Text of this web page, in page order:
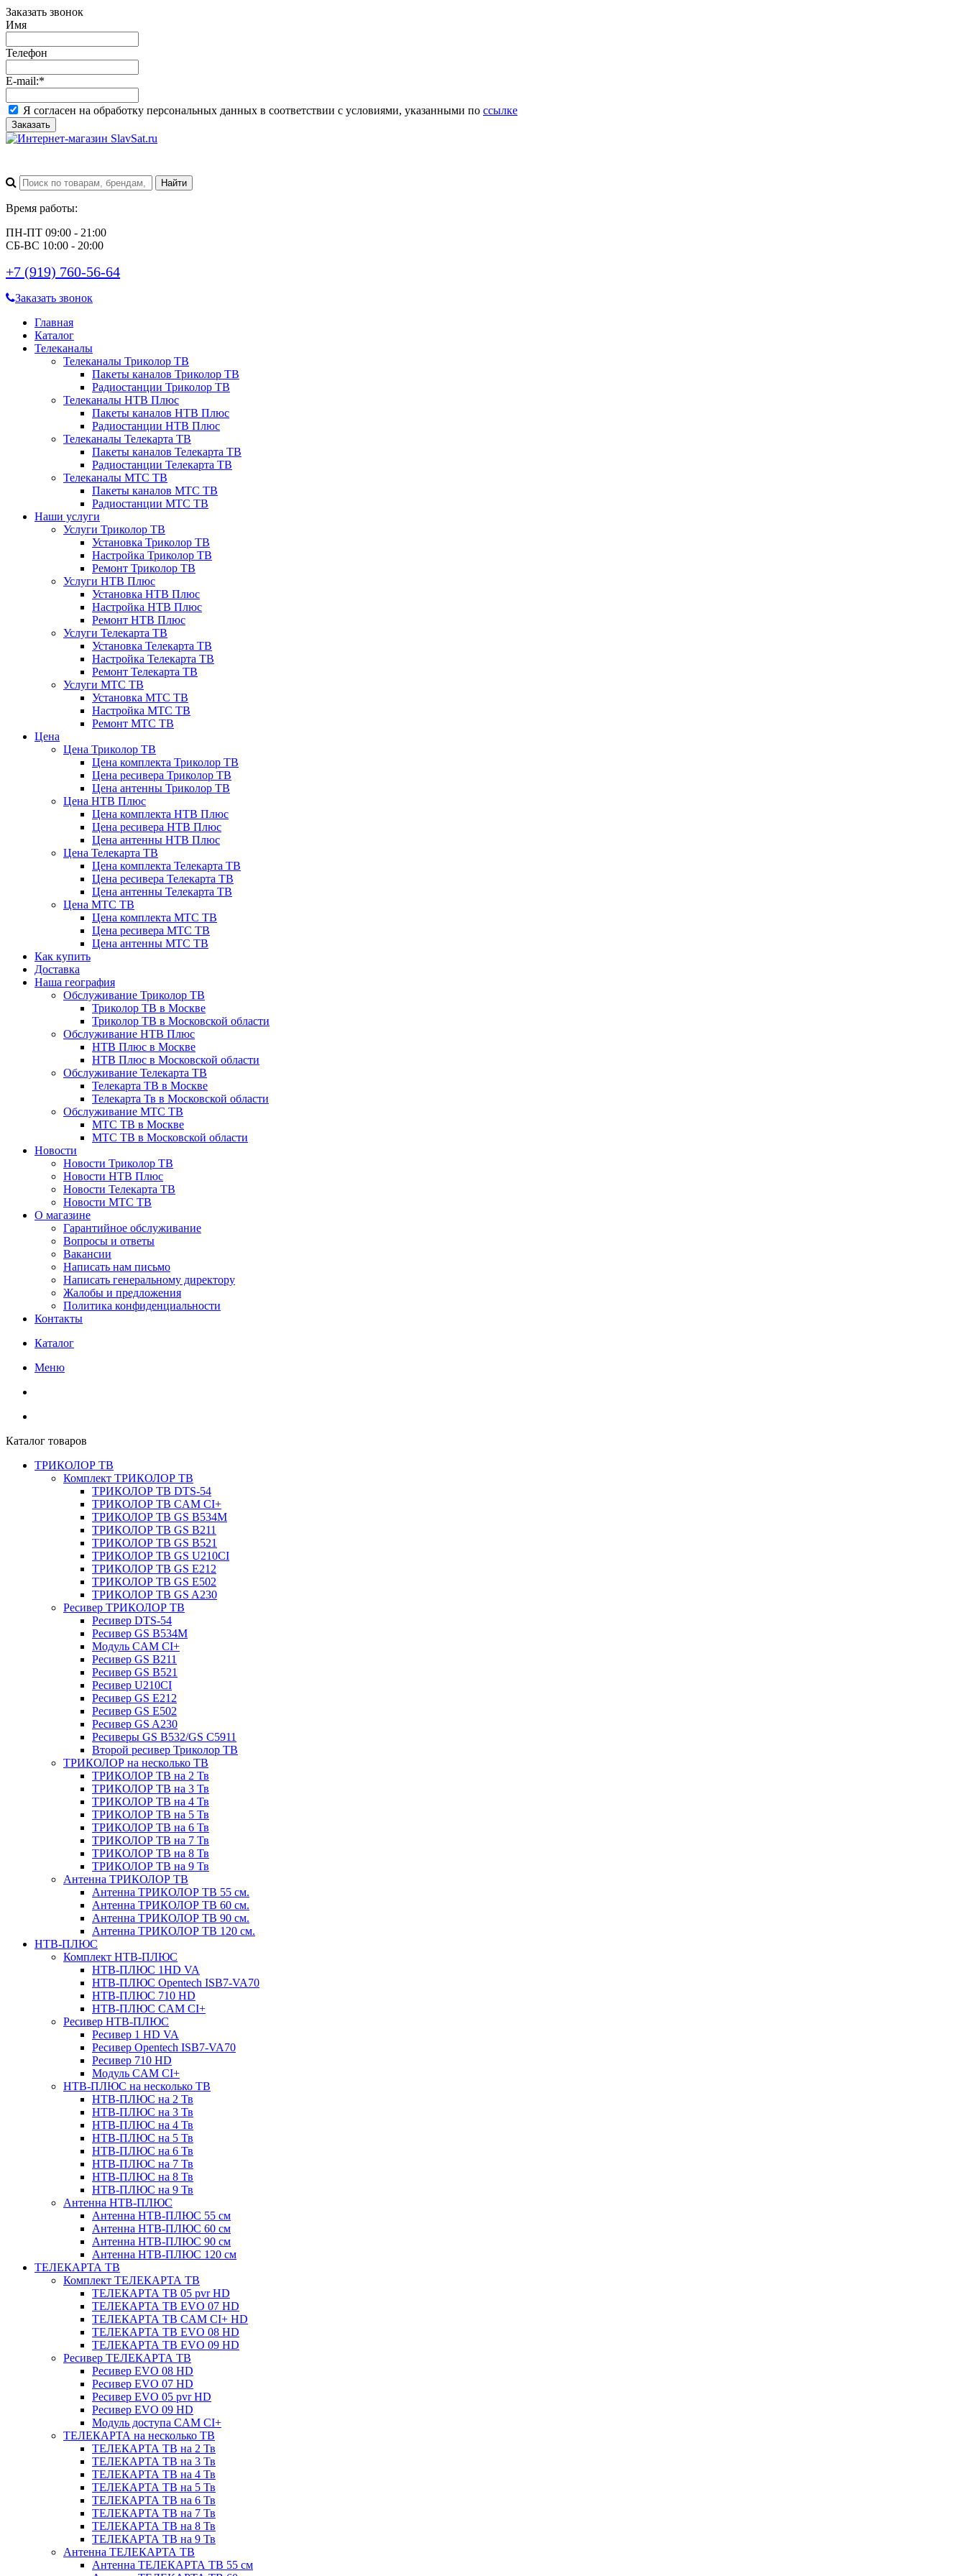
Заказать звонок
Имя
Телефон
E-mail:*
Я согласен на обработку персональных данных в соответствии с условиями, указанными по ссылке
Заказать
Время работы:
ПН-ПТ 09:00 - 21:00
СБ-ВС 10:00 - 20:00
+7 (919) 760-56-64
Заказать звонок
Главная
Каталог
Телеканалы
Телеканалы Триколор ТВ
Пакеты каналов Триколор ТВ
Радиостанции Триколор ТВ
Телеканалы НТВ Плюс
Пакеты каналов НТВ Плюс
Радиостанции НТВ Плюс
Телеканалы Телекарта ТВ
Пакеты каналов Телекарта ТВ
Радиостанции Телекарта ТВ
Телеканалы МТС ТВ
Пакеты каналов МТС ТВ
Радиостанции МТС ТВ
Наши услуги
Услуги Триколор ТВ
Установка Триколор ТВ
Настройка Триколор ТВ
Ремонт Триколор ТВ
Услуги НТВ Плюс
Установка НТВ Плюс
Настройка НТВ Плюс
Ремонт НТВ Плюс
Услуги Телекарта ТВ
Установка Телекарта ТВ
Настройка Телекарта ТВ
Ремонт Телекарта ТВ
Услуги МТС ТВ
Установка МТС ТВ
Настройка МТС ТВ
Ремонт МТС ТВ
Цена
Цена Триколор ТВ
Цена комплекта Триколор ТВ
Цена ресивера Триколор ТВ
Цена антенны Триколор ТВ
Цена НТВ Плюс
Цена комплекта НТВ Плюс
Цена ресивера НТВ Плюс
Цена антенны НТВ Плюс
Цена Телекарта ТВ
Цена комплекта Телекарта ТВ
Цена ресивера Телекарта ТВ
Цена антенны Телекарта ТВ
Цена МТС ТВ
Цена комплекта МТС ТВ
Цена ресивера МТС ТВ
Цена антенны МТС ТВ
Как купить
Доставка
Наша география
Обслуживание Триколор ТВ
Триколор ТВ в Москве
Триколор ТВ в Московской области
Обслуживание НТВ Плюс
НТВ Плюс в Москве
НТВ Плюс в Московской области
Обслуживание Телекарта ТВ
Телекарта ТВ в Москве
Телекарта Тв в Московской области
Обслуживание МТС ТВ
МТС ТВ в Москве
МТС ТВ в Московской области
Новости
Новости Триколор ТВ
Новости НТВ Плюс
Новости Телекарта ТВ
Новости МТС ТВ
О магазине
Гарантийное обслуживание
Вопросы и ответы
Вакансии
Написать нам письмо
Написать генеральному директору
Жалобы и предложения
Политика конфиденциальности
Контакты
Каталог
Меню
Каталог товаров
ТРИКОЛОР ТВ
Комплект ТРИКОЛОР ТВ
ТРИКОЛОР ТВ DTS-54
ТРИКОЛОР ТВ CAM CI+
ТРИКОЛОР ТВ GS B534M
ТРИКОЛОР ТВ GS B211
ТРИКОЛОР ТВ GS B521
ТРИКОЛОР ТВ GS U210CI
ТРИКОЛОР ТВ GS E212
ТРИКОЛОР ТВ GS E502
ТРИКОЛОР ТВ GS A230
Ресивер ТРИКОЛОР ТВ
Ресивер DTS-54
Ресивер GS B534M
Модуль CAM CI+
Ресивер GS B211
Ресивер GS B521
Ресивер U210CI
Ресивер GS E212
Ресивер GS E502
Ресивер GS A230
Ресиверы GS B532/GS C5911
Второй ресивер Триколор ТВ
ТРИКОЛОР на несколько ТВ
ТРИКОЛОР ТВ на 2 Тв
ТРИКОЛОР ТВ на 3 Тв
ТРИКОЛОР ТВ на 4 Тв
ТРИКОЛОР ТВ на 5 Тв
ТРИКОЛОР ТВ на 6 Тв
ТРИКОЛОР ТВ на 7 Тв
ТРИКОЛОР ТВ на 8 Тв
ТРИКОЛОР ТВ на 9 Тв
Антенна ТРИКОЛОР ТВ
Антенна ТРИКОЛОР ТВ 55 см.
Антенна ТРИКОЛОР ТВ 60 см.
Антенна ТРИКОЛОР ТВ 90 см.
Антенна ТРИКОЛОР ТВ 120 см.
НТВ-ПЛЮС
Комплект НТВ-ПЛЮС
НТВ-ПЛЮС 1HD VA
НТВ-ПЛЮС Opentech ISB7-VA70
НТВ-ПЛЮС 710 HD
НТВ-ПЛЮС CAM CI+
Ресивер НТВ-ПЛЮС
Ресивер 1 HD VA
Ресивер Opentech ISB7-VA70
Ресивер 710 HD
Модуль CAM CI+
НТВ-ПЛЮС на несколько ТВ
НТВ-ПЛЮС на 2 Тв
НТВ-ПЛЮС на 3 Тв
НТВ-ПЛЮС на 4 Тв
НТВ-ПЛЮС на 5 Тв
НТВ-ПЛЮС на 6 Тв
НТВ-ПЛЮС на 7 Тв
НТВ-ПЛЮС на 8 Тв
НТВ-ПЛЮС на 9 Тв
Антенна НТВ-ПЛЮС
Антенна НТВ-ПЛЮС 55 см
Антенна НТВ-ПЛЮС 60 см
Антенна НТВ-ПЛЮС 90 см
Антенна НТВ-ПЛЮС 120 см
ТЕЛЕКАРТА ТВ
Комплект ТЕЛЕКАРТА ТВ
ТЕЛЕКАРТА ТВ 05 pvr HD
ТЕЛЕКАРТА ТВ EVO 07 HD
ТЕЛЕКАРТА ТВ CAM CI+ HD
ТЕЛЕКАРТА ТВ EVO 08 HD
ТЕЛЕКАРТА ТВ EVO 09 HD
Ресивер ТЕЛЕКАРТА ТВ
Ресивер EVO 08 HD
Ресивер EVO 07 HD
Ресивер EVO 05 pvr HD
Ресивер EVO 09 HD
Модуль доступа CAM CI+
ТЕЛЕКАРТА на несколько ТВ
ТЕЛЕКАРТА ТВ на 2 Тв
ТЕЛЕКАРТА ТВ на 3 Тв
ТЕЛЕКАРТА ТВ на 4 Тв
ТЕЛЕКАРТА ТВ на 5 Тв
ТЕЛЕКАРТА ТВ на 6 Тв
ТЕЛЕКАРТА ТВ на 7 Тв
ТЕЛЕКАРТА ТВ на 8 Тв
ТЕЛЕКАРТА ТВ на 9 Тв
Антенна ТЕЛЕКАРТА ТВ
Антенна ТЕЛЕКАРТА ТВ 55 см